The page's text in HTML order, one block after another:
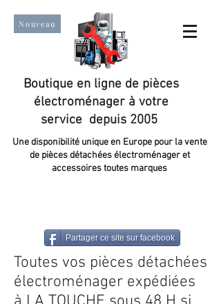
Nouveau
Boutique en ligne de pièces
électroménager à votre
service depuis 2005
Une disponibilité unique en Europe pour la vente
de pièces détachées électroménager et
accessoires toutes marques
Partager ce site sur facebook
Toutes vos pièces détachées
électroménager expédiées